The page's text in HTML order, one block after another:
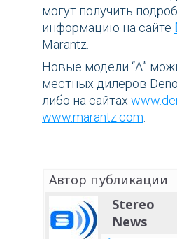
могут получить
информацию на сайте
Marantz.
Новые модели “А”
местных дилеров
либо на сайтах
www.marantz.com
Автор публикации
Stereo
News